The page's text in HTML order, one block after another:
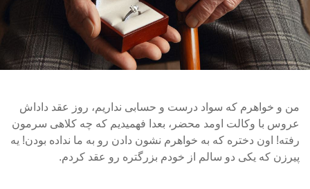
من و خواهرم که سواد درست و حسابی نداریم، روز عقد داداش
عروس با وکالت اومد محضر، بعدا فهمیدیم که چه کلاهی سرمون
رفته! اون دختره که به خواهرم نشون دادن رو به ما نداده بودن! یه
پیرزن که یکی دو سالم از خودم بزرگتره رو عقد کردم.